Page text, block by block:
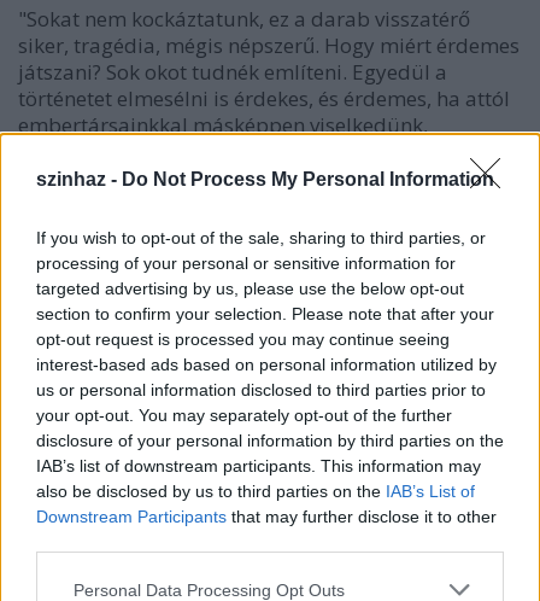
szinhaz - Do Not Process My Personal Information
If you wish to opt-out of the sale, sharing to third parties, or
processing of your personal or sensitive information for
targeted advertising by us, please use the below opt-out
section to confirm your selection. Please note that after your
opt-out request is processed you may continue seeing
interest-based ads based on personal information utilized by
us or personal information disclosed to third parties prior to
your opt-out. You may separately opt-out of the further
disclosure of your personal information by third parties on the
IAB’s list of downstream participants. This information may
also be disclosed by us to third parties on the IAB’s List of
Downstream Participants that may further disclose it to other
Please note that this website/app uses one or more Google
Personal Data Processing Opt Outs
"Sokat nem kockáztatunk, ez a darab visszatérő
siker, tragédia, mégis népszerű. Hogy miért érdemes
játszani? Sok okot tudnék említeni. Egyedül a
történetet elmesélni is érdekes, és érdemes, ha attól
embertársainkkal másképpen viselkedünk,
történetet, ha általa részvétet ébresztünk, sajnáljuk
vagyunk, jobban toleráljuk a másságot. Mi mégis
inkább azért játsszuk, hogy a szeretet fontosságát
mutassuk fel" - jelentette ki a rendező.